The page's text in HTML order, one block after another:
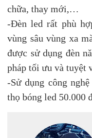
chữa, thay mới,…
-Đèn led rất phù
vùng sâu vùng xa
được sử dụng đèn
pháp tối ưu và tuyệt
-Sử dụng công
thọ bóng led 50.000